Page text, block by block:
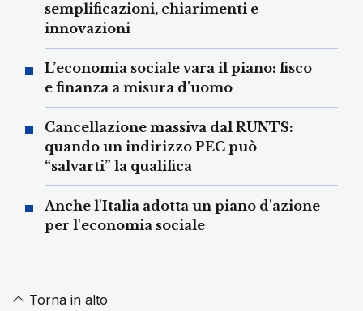
semplificazioni, chiarimenti e
innovazioni
L’economia sociale vara il piano: fisco
e finanza a misura d’uomo
Cancellazione massiva dal RUNTS:
quando un indirizzo PEC può
“salvarti” la qualifica
Anche l'Italia adotta un piano d'azione
per l'economia sociale
Torna in alto